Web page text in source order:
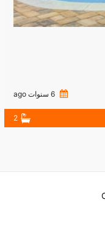
6 سنوات ago
2